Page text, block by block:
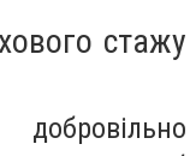
стажу